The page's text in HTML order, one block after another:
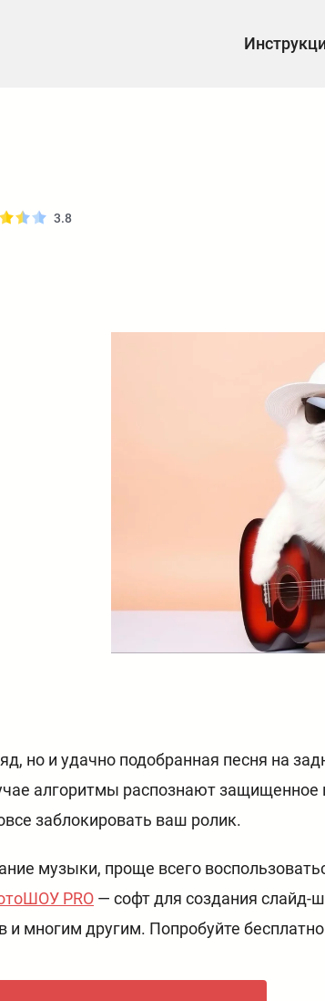
3.8
но и удачно подобранная песня на
алгоритмы распознают
заблокировать ваш ролик.
музыки, проще всего
PRO — софт для создания слайд-
многим другим. Попробуйте